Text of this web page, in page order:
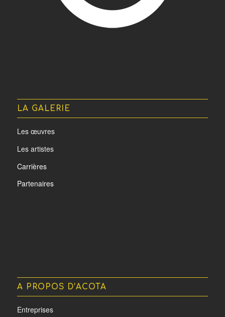
LA GALERIE
Les œuvres
Les artistes
Carrières
Partenaires
A PROPOS D’ACOTA
Entreprises